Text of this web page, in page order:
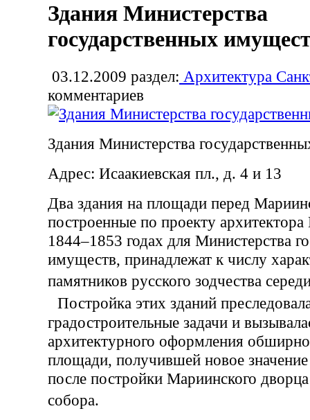
Здания Министерства
государственных
03.12.2009 раздел: Архитектура
комментариев
Здания Министерства
Адрес: Исаакиевская пл., д. 4 и 13
Два здания на площади перед
построенные по проекту
1844–1853 годах для Министерства
имуществ, принадлежат к числу
памятников русского зодчества
Постройка этих зданий
градостроительные задачи и
архитектурного оформления
площади, получившей новое
после постройки Мариинского
собора.